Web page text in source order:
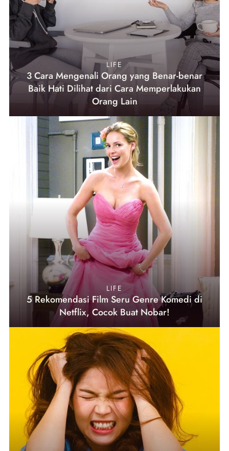
LIFE
3 Cara Mengenali Orang yang Benar-benar
Baik Hati Dilihat dari Cara Memperlakukan
Orang Lain
LIFE
5 Rekomendasi Film Seru Genre Komedi di
Netflix, Cocok Buat Nobar!